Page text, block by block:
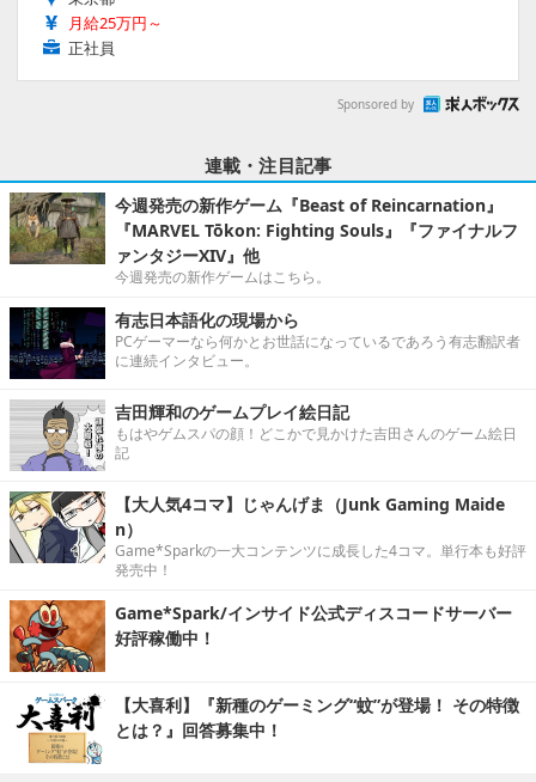
月給25万円～
正社員
Sponsored by
連載・注目記事
今週発売の新作ゲーム『Beast of Reincarnation』
『MARVEL Tōkon: Fighting Souls』『ファイナルフ
ァンタジーXIV』他
今週発売の新作ゲームはこちら。
有志日本語化の現場から
PCゲーマーなら何かとお世話になっているであろう有志翻訳者
に連続インタビュー。
吉田輝和のゲームプレイ絵日記
もはやゲムスパの顔！どこかで見かけた吉田さんのゲーム絵日
記
【大人気4コマ】じゃんげま（Junk Gaming Maide
n）
Game*Sparkの一大コンテンツに成長した4コマ。単行本も好評
発売中！
Game*Spark/インサイド公式ディスコードサーバー
好評稼働中！
【大喜利】『新種のゲーミング“蚊”が登場！ その特徴
とは？』回答募集中！